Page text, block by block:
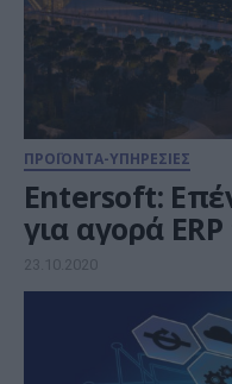
ΠΡΟΪΟΝΤΑ-ΥΠΗΡΕΣΙΕΣ
Entersoft:
για αγορά
23.10.2020